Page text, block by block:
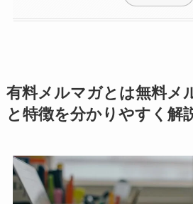
有料メルマガとは無料メ
と特徴を分かりやすく解